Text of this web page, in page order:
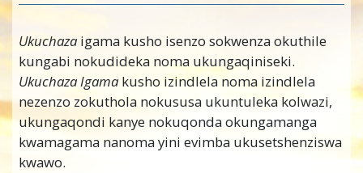
Ukuchaza igama kusho isenzo sokwenza okuthile
kungabi nokudideka noma ukungaqiniseki.
Ukuchaza Igama kusho izindlela noma izindlela
nezenzo zokuthola nokususa ukuntuleka kolwazi,
ukungaqondi kanye nokuqonda okungamanga
kwamagama nanoma yini evimba ukusetshenziswa
kwawo.